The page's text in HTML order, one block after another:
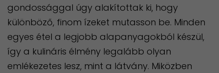
gondossággal úgy alakítottak ki, hogy
különböző, finom ízeket mutasson be. Minden
egyes étel a legjobb alapanyagokból készül,
így a kulináris élmény legalább olyan
emlékezetes lesz, mint a látvány. Miközben